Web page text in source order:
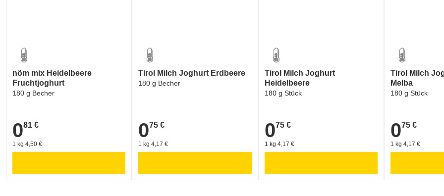
nöm mix Heidelbeere
Fruchtjoghurt
180 g Becher
0,81 €
081 €
1 kg 4,50 €
Tirol Milch Joghurt Erdbeere
180 g Becher
0,75 €
075 €
1 kg 4,17 €
Tirol Milch Joghurt
Heidelbeere
180 g Stück
0,75 €
075 €
1 kg 4,17 €
Tirol Milch
Melba
180 g Stück
0,75 €
075 €
1 kg 4,17 €